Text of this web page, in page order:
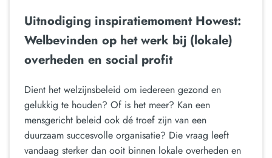
Uitnodiging inspiratiemoment Howest:
Welbevinden op het werk bij (lokale)
overheden en social profit
Dient het welzijnsbeleid om iedereen gezond en
gelukkig te houden? Of is het meer? Kan een
mensgericht beleid ook dé troef zijn van een
duurzaam succesvolle organisatie? Die vraag leeft
vandaag sterker dan ooit binnen lokale overheden en